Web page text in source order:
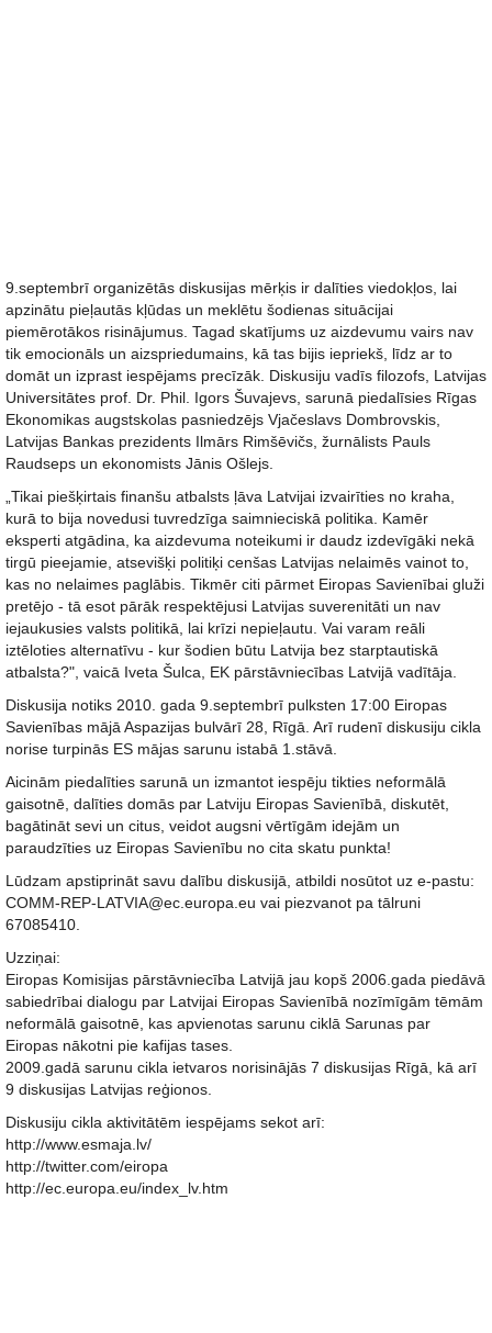
9.septembrī organizētās diskusijas mērķis ir dalīties viedokļos, lai
apzinātu pieļautās kļūdas un meklētu šodienas situācijai
piemērotākos risinājumus. Tagad skatījums uz aizdevumu vairs nav
tik emocionāls un aizspriedumains, kā tas bijis iepriekš, līdz ar to
domāt un izprast iespējams precīzāk. Diskusiju vadīs filozofs, Latvijas
Universitātes prof. Dr. Phil. Igors Šuvajevs, sarunā piedalīsies Rīgas
Ekonomikas augstskolas pasniedzējs Vjačeslavs Dombrovskis,
Latvijas Bankas prezidents Ilmārs Rimšēvičs, žurnālists Pauls
Raudseps un ekonomists Jānis Ošlejs.
„Tikai piešķirtais finanšu atbalsts ļāva Latvijai izvairīties no kraha,
kurā to bija novedusi tuvredzīga saimnieciskā politika. Kamēr
eksperti atgādina, ka aizdevuma noteikumi ir daudz izdevīgāki nekā
tirgū pieejamie, atsevišķi politiķi cenšas Latvijas nelaimēs vainot to,
kas no nelaimes paglābis. Tikmēr citi pārmet Eiropas Savienībai gluži
pretējo - tā esot pārāk respektējusi Latvijas suverenitāti un nav
iejaukusies valsts politikā, lai krīzi nepieļautu. Vai varam reāli
iztēloties alternatīvu - kur šodien būtu Latvija bez starptautiskā
atbalsta?", vaicā Iveta Šulca, EK pārstāvniecības Latvijā vadītāja.
Diskusija notiks 2010. gada 9.septembrī pulksten 17:00 Eiropas
Savienības mājā Aspazijas bulvārī 28, Rīgā. Arī rudenī diskusiju cikla
norise turpinās ES mājas sarunu istabā 1.stāvā.
Aicinām piedalīties sarunā un izmantot iespēju tikties neformālā
gaisotnē, dalīties domās par Latviju Eiropas Savienībā, diskutēt,
bagātināt sevi un citus, veidot augsni vērtīgām idejām un
paraudzīties uz Eiropas Savienību no cita skatu punkta!
Lūdzam apstiprināt savu dalību diskusijā, atbildi nosūtot uz e-pastu:
COMM-REP-LATVIA@ec.europa.eu vai piezvanot pa tālruni
67085410.
Uzziņai:
Eiropas Komisijas pārstāvniecība Latvijā jau kopš 2006.gada piedāvā
sabiedrībai dialogu par Latvijai Eiropas Savienībā nozīmīgām tēmām
neformālā gaisotnē, kas apvienotas sarunu ciklā Sarunas par
Eiropas nākotni pie kafijas tases.
2009.gadā sarunu cikla ietvaros norisinājās 7 diskusijas Rīgā, kā arī
9 diskusijas Latvijas reģionos.
Diskusiju cikla aktivitātēm iespējams sekot arī:
http://www.esmaja.lv/
http://twitter.com/eiropa
http://ec.europa.eu/index_lv.htm